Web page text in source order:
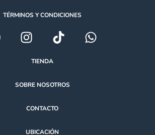
TÉRMINOS Y CONDICIONES
TIENDA
SOBRE NOSOTROS
CONTACTO
UBICACIÓN